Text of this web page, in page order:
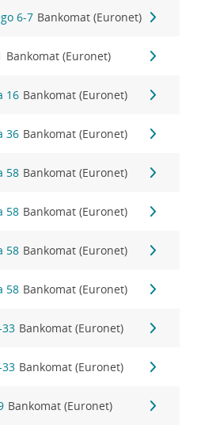
6-7 Bankomat (Euronet)
Bankomat (Euronet)
16 Bankomat (Euronet)
36 Bankomat (Euronet)
58 Bankomat (Euronet)
58 Bankomat (Euronet)
58 Bankomat (Euronet)
58 Bankomat (Euronet)
Bankomat (Euronet)
Bankomat (Euronet)
Bankomat (Euronet)